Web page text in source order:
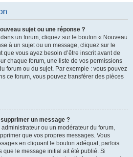
sujet ou une réponse ?
un forum, cliquez sur le bouton « Nouveau
à un sujet ou un message, cliquez sur le
que vous ayez besoin d’être inscrit avant de
chaque forum, une liste de vos permissions
forum ou du sujet. Par exemple : vous pouvez
ce forum, vous pouvez transférer des pièces
un message ?
ou un modérateur du forum,
que vos propres messages. Vous
en cliquant le bouton adéquat, parfois
que le message initial ait été publié. Si